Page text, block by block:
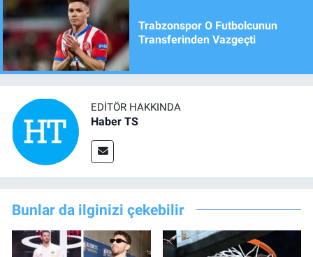
Trabzonspor O Futbolcunun
Transferinden Vazgeçti
EDITÖR HAKKINDA
Haber TS
Bunlar da ilginizi çekebilir